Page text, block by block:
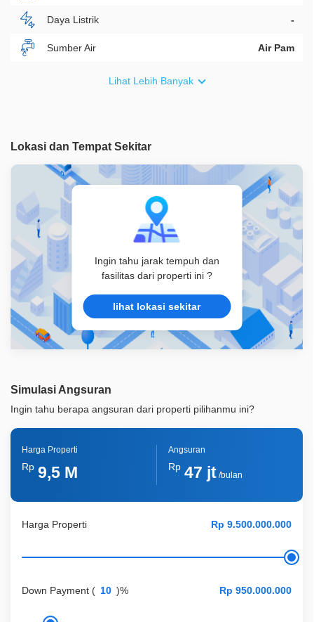
Daya Listrik -
Sumber Air Air Pam
Lihat Lebih Banyak
Lokasi dan Tempat Sekitar
Ingin tahu jarak tempuh dan
fasilitas dari properti ini ?
lihat lokasi sekitar
Simulasi Angsuran
Ingin tahu berapa angsuran dari properti pilihanmu ini?
Harga Properti
Down Payment ( )%
Harga Properti
Rp 9,5 M
Angsuran
Rp 47 jt/bulan